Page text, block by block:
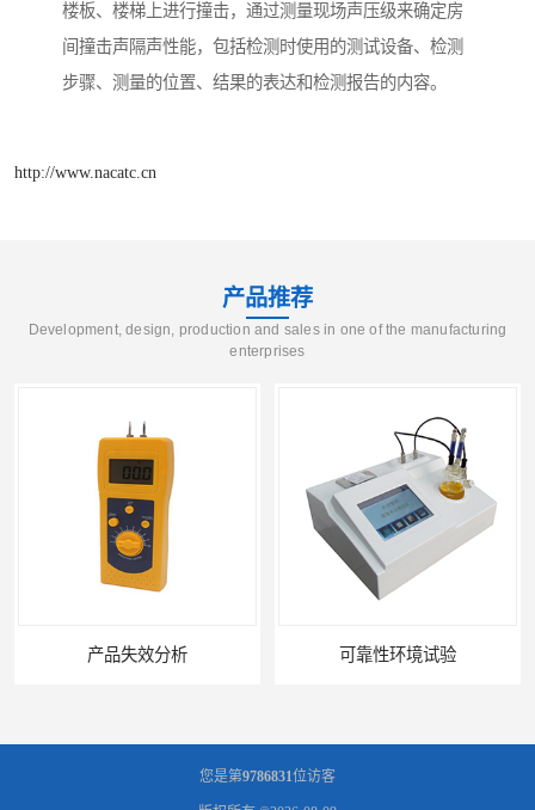
楼板、楼梯上进行撞击，通过测量现场声压级来确定房
间撞击声隔声性能，包括检测时使用的测试设备、检测
步骤、测量的位置、结果的表达和检测报告的内容。
http://www.nacatc.cn
产品推荐
Development, design, production and sales in one of the manufacturing
enterprises
产品失效分析 可靠性环境试验
您是第9786831位访客